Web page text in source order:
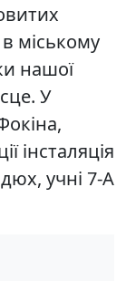
міському
нашої
У
інсталяція
учні 7-А